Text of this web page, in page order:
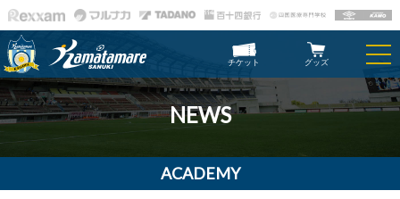
チケット グッズ
NEWS
ACADEMY